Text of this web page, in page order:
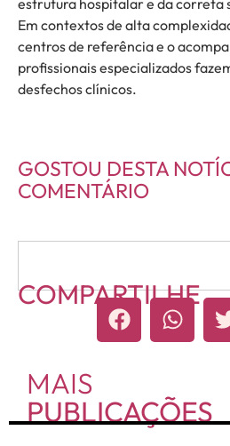
estrutura hospitalar e da correta
Em contextos de alta
centros de referência e o
profissionais especializados
desfechos clínicos.
GOSTOU DESTA
COMENTÁRIO
COMPARTILHE
MAIS
PUBLICAÇÕES